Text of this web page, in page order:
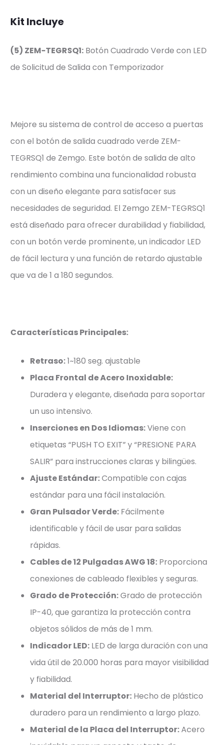
Kit Incluye
(5) ZEM-TEGRSQ1: Botón Cuadrado Verde con LED
de Solicitud de Salida con Temporizador
Mejore su sistema de control de acceso a puertas
con el botón de salida cuadrado verde ZEM-
TEGRSQ1 de Zemgo. Este botón de salida de alto
rendimiento combina una funcionalidad robusta
con un diseño elegante para satisfacer sus
necesidades de seguridad. El Zemgo ZEM-TEGRSQ1
está diseñado para ofrecer durabilidad y fiabilidad,
con un botón verde prominente, un indicador LED
de fácil lectura y una función de retardo ajustable
que va de 1 a 180 segundos.
Características Principales:
Retraso:1~180 seg. ajustable
Placa Frontal de Acero Inoxidable:
Duradera y elegante, diseñada para soportar
un uso intensivo.
Inserciones en Dos Idiomas:Viene con
etiquetas “PUSH TO EXIT” y “PRESIONE PARA
SALIR” para instrucciones claras y bilingües.
Ajuste Estándar:Compatible con cajas
estándar para una fácil instalación.
Gran Pulsador Verde: Fácilmente
identificable y fácil de usar para salidas
rápidas.
Cables de 12 Pulgadas AWG 18: Proporciona
conexiones de cableado flexibles y seguras.
Grado de Protección:Grado de protección
IP-40, que garantiza la protección contra
objetos sólidos de más de 1 mm.
Indicador LED: LED de larga duración con una
vida útil de 20.000 horas para mayor visibilidad
y fiabilidad.
Material del Interruptor: Hecho de plástico
duradero para un rendimiento a largo plazo.
Material de la Placa del Interruptor:Acero